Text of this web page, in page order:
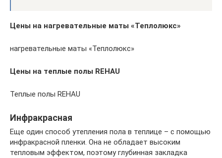
Цены на нагревательные маты «Теплолюкс»
нагревательные маты «Теплолюкс»
Цены на теплые полы REHAU
Теплые полы REHAU
Инфракрасная
Еще один способ утепления пола в теплице – с помощью
инфракрасной пленки. Она не обладает высоким
тепловым эффектом, поэтому глубинная закладка